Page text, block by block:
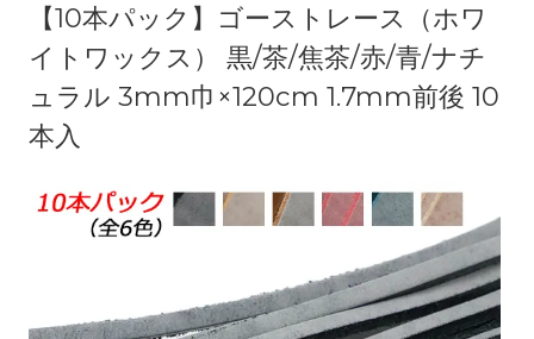
【10本パック】ゴーストレース（ホワ
イトワックス） 黒/茶/焦茶/赤/青/ナチ
ュラル 3mm巾×120cm 1.7mm前後 10
本入